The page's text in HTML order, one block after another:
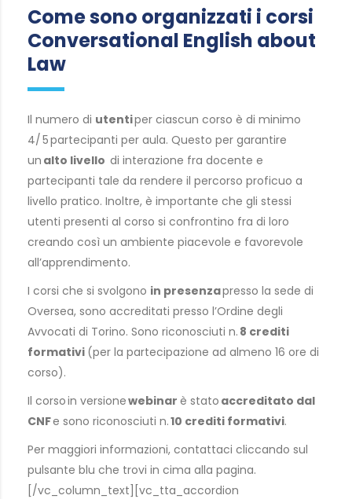
Come sono organizzati i corsi
Conversational English about
Law
Il numero di utentiper ciascun corso è di minimo
4/ 5 partecipanti per aula. Questo per garantire
un alto livello di interazione fra docente e
partecipanti tale da rendere il percorso proficuo a
livello pratico. Inoltre, è importante che gli stessi
utenti presenti al corso si confrontino fra di loro
creando così un ambiente piacevole e favorevole
all’apprendimento.
I corsi che si svolgono in presenzapresso la sede di
Oversea, sono accreditati presso l’Ordine degli
Avvocati di Torino. Sono riconosciuti n. 8 crediti
formativi (per la partecipazione ad almeno 16 ore di
corso).
Il corso in versionewebinar è stato accreditato dal
CNFe sono riconosciuti n.10 crediti formativi.
Per maggiori informazioni, contattaci cliccando sul
pulsante blu che trovi in cima alla pagina.
[/vc_column_text][vc_tta_accordion